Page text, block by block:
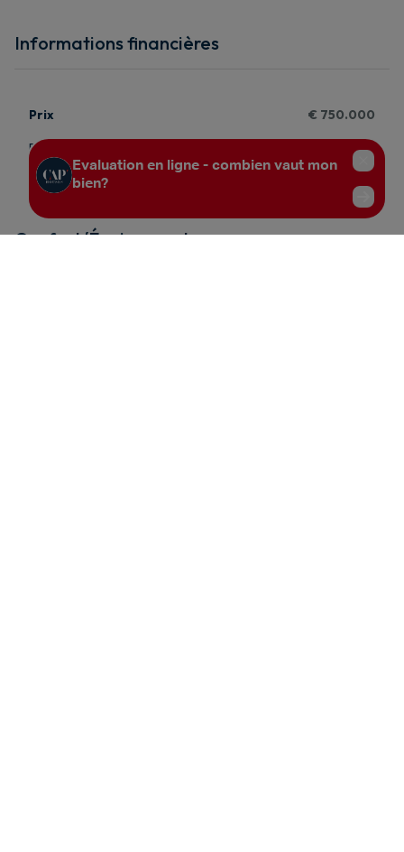
Informations financières
Prix € 750.000
Revenu cadastral € 2.452
Prix total
Confort/Équipements